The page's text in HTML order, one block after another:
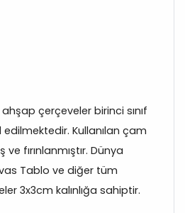
çerçeveler birinci sınıf
Kullanılan çam
fırınlanmıştır. Dünya
Tablo ve diğer tüm
3x3cm kalınlığa sahiptir.